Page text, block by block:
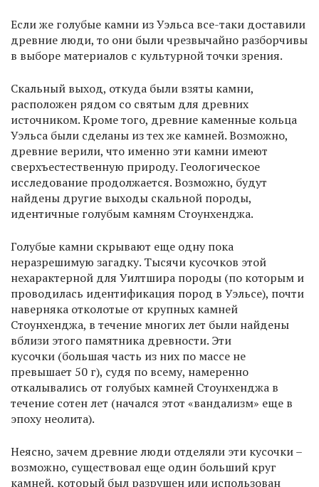
Если же голубые камни из Уэльса все-таки доставили
древние люди, то они были чрезвычайно разборчивы
в выборе материалов с культурной точки зрения.
Скальный выход, откуда были взяты камни,
расположен рядом со святым для древних
источником. Кроме того, древние каменные кольца
Уэльса были сделаны из тех же камней. Возможно,
древние верили, что именно эти камни имеют
сверхъестественную природу. Геологическое
исследование продолжается. Возможно, будут
найдены другие выходы скальной породы,
идентичные голубым камням Стоунхенджа.
Голубые камни скрывают еще одну пока
неразрешимую загадку. Тысячи кусочков этой
нехарактерной для Уилтшира породы (по которым и
проводилась идентификация пород в Уэльсе), почти
наверняка отколотые от крупных камней
Стоунхенджа, в течение многих лет были найдены
вблизи этого памятника древности. Эти
кусочки (большая часть из них по массе не
превышает 50 г), судя по всему, намеренно
откалывались от голубых камней Стоунхенджа в
течение сотен лет (начался этот «вандализм» еще в
эпоху неолита).
Неясно, зачем древние люди отделяли эти кусочки –
возможно, существовал еще один больший круг
камней, который был разрушен или использован